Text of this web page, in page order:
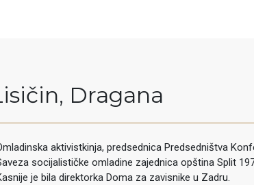
, Dragana
aktivistkinja, predsednica Predsedništva
socijalističke omladine zajednica opština Split
je bila direktorka Doma za zavisnike u Zadru.